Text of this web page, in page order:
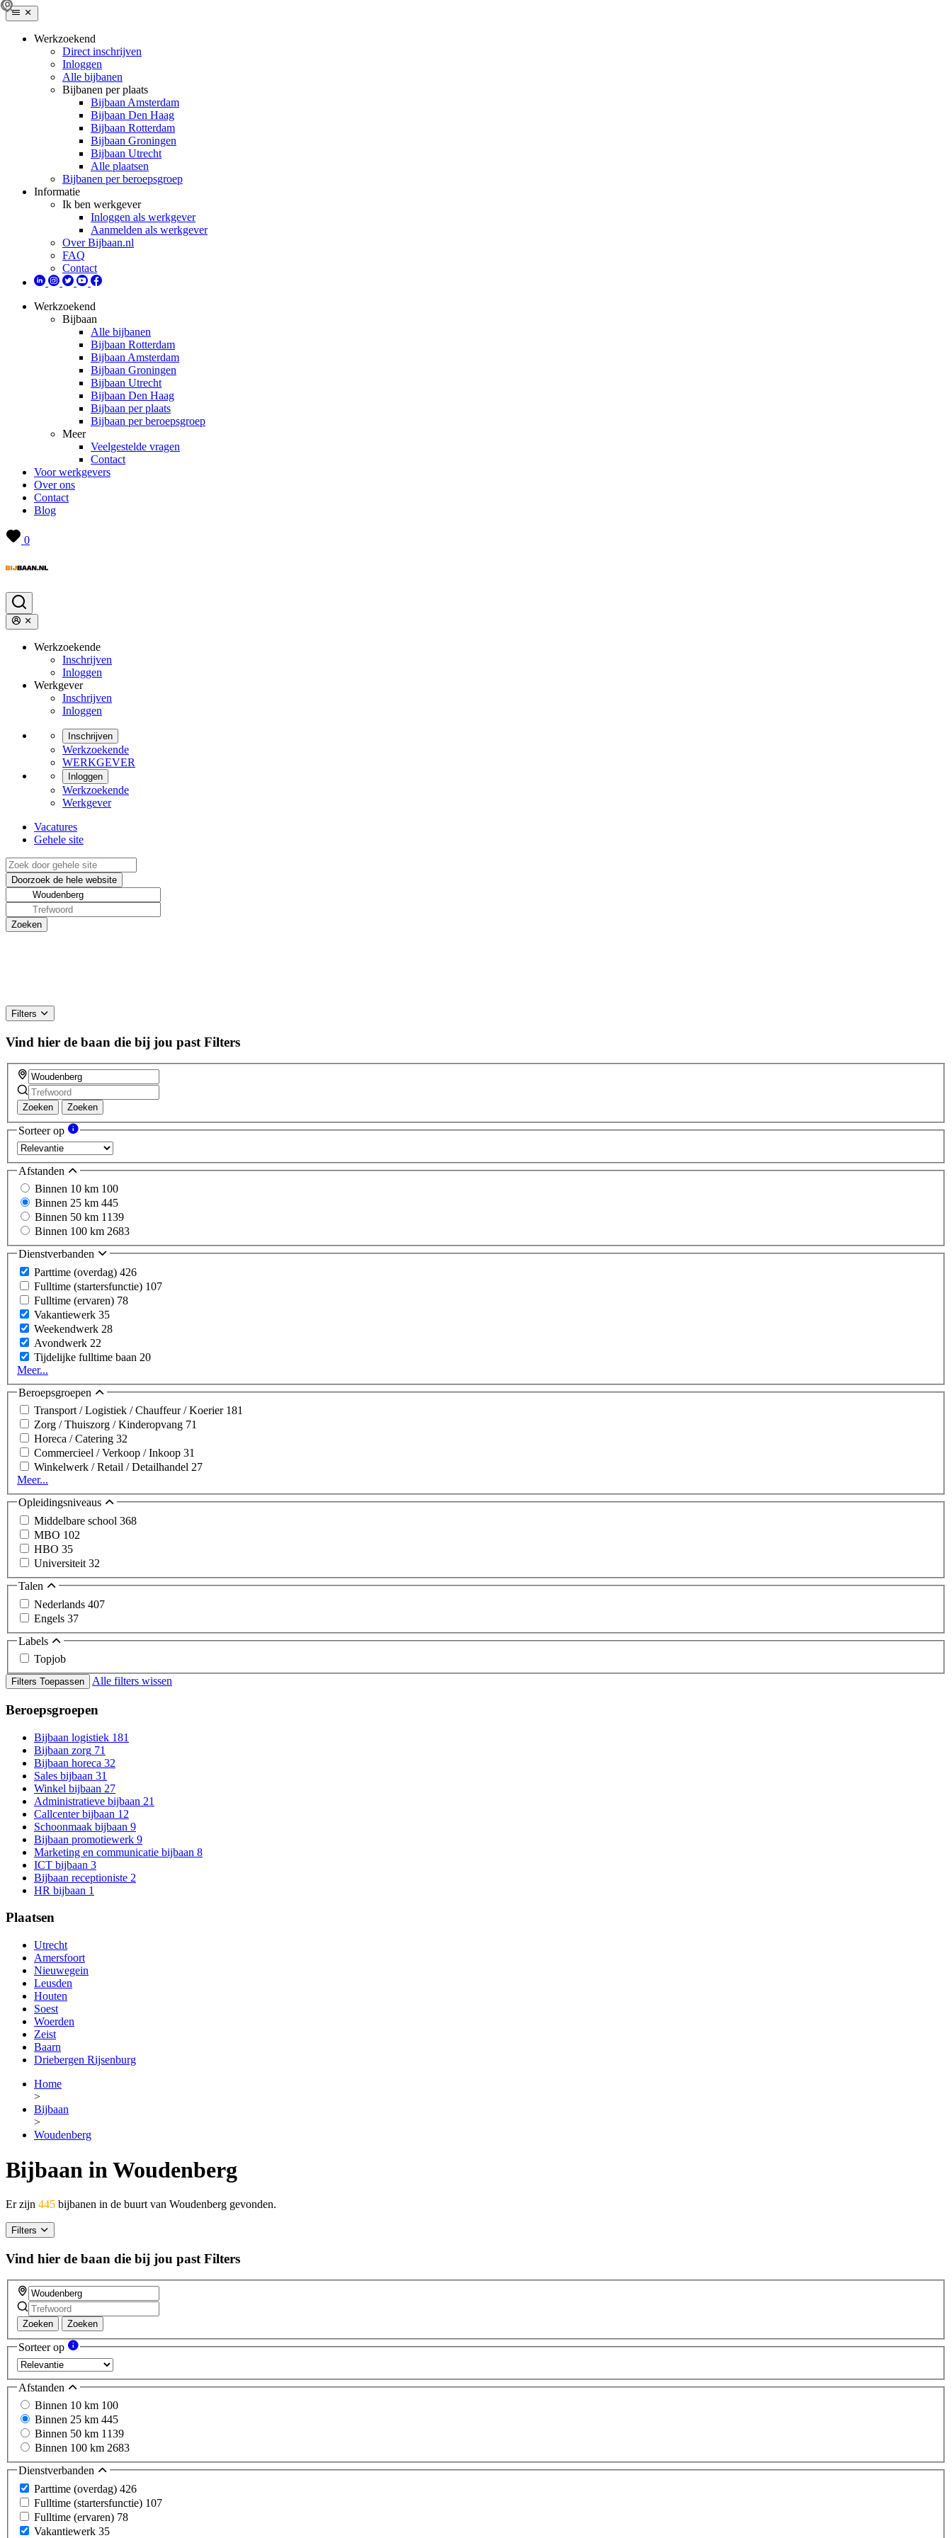
Werkzoekend
Direct inschrijven
Inloggen
Alle bijbanen
Bijbanen per plaats
Bijbaan Amsterdam
Bijbaan Den Haag
Bijbaan Rotterdam
Bijbaan Groningen
Bijbaan Utrecht
Alle plaatsen
Bijbanen per beroepsgroep
Informatie
Ik ben werkgever
Inloggen als werkgever
Aanmelden als werkgever
Over Bijbaan.nl
FAQ
Contact
Werkzoekend
Bijbaan
Alle bijbanen
Bijbaan Rotterdam
Bijbaan Amsterdam
Bijbaan Groningen
Bijbaan Utrecht
Bijbaan Den Haag
Bijbaan per plaats
Bijbaan per beroepsgroep
Meer
Veelgestelde vragen
Contact
Voor werkgevers
Over ons
Contact
Blog
0
Werkzoekende
Inschrijven
Inloggen
Werkgever
Inschrijven
Inloggen
Inschrijven
Werkzoekende
WERKGEVER
Inloggen
Werkzoekende
Werkgever
Vacatures
Gehele site
Filters
Vind hier de baan die bij jou past Filters
Zoeken Zoeken
Sorteer op
Afstanden
Binnen 10 km 100
Binnen 25 km 445
Binnen 50 km 1139
Binnen 100 km 2683
Dienstverbanden
Parttime (overdag) 426
Fulltime (startersfunctie) 107
Fulltime (ervaren) 78
Vakantiewerk 35
Weekendwerk 28
Avondwerk 22
Tijdelijke fulltime baan 20
Meer...
Beroepsgroepen
Transport / Logistiek / Chauffeur / Koerier 181
Zorg / Thuiszorg / Kinderopvang 71
Horeca / Catering 32
Commercieel / Verkoop / Inkoop 31
Winkelwerk / Retail / Detailhandel 27
Meer...
Opleidingsniveaus
Middelbare school 368
MBO 102
HBO 35
Universiteit 32
Talen
Nederlands 407
Engels 37
Labels
Topjob
Filters Toepassen Alle filters wissen
Beroepsgroepen
Bijbaan logistiek 181
Bijbaan zorg 71
Bijbaan horeca 32
Sales bijbaan 31
Winkel bijbaan 27
Administratieve bijbaan 21
Callcenter bijbaan 12
Schoonmaak bijbaan 9
Bijbaan promotiewerk 9
Marketing en communicatie bijbaan 8
ICT bijbaan 3
Bijbaan receptioniste 2
HR bijbaan 1
Plaatsen
Utrecht
Amersfoort
Nieuwegein
Leusden
Houten
Soest
Woerden
Zeist
Baarn
Driebergen Rijsenburg
Home
>
Bijbaan
>
Woudenberg
Bijbaan in Woudenberg
Er zijn 445 bijbanen in de buurt van Woudenberg gevonden.
Filters
Vind hier de baan die bij jou past Filters
Zoeken Zoeken
Sorteer op
Afstanden
Binnen 10 km 100
Binnen 25 km 445
Binnen 50 km 1139
Binnen 100 km 2683
Dienstverbanden
Parttime (overdag) 426
Fulltime (startersfunctie) 107
Fulltime (ervaren) 78
Vakantiewerk 35